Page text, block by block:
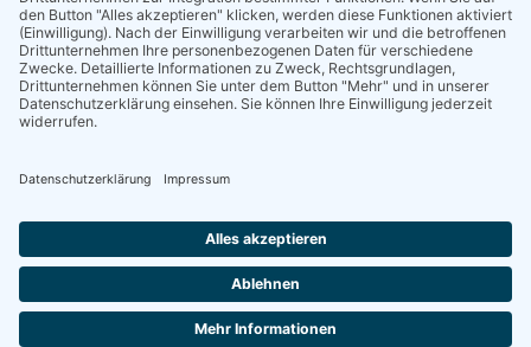
NEWSLETTER
Neuigkeiten rund um die Geriatrie und die DGG – regelmäßig in Ihrem
Postfach.
Die Zeitschrift für Gerontologie und Geriatrie informiert über Neues aus
unserem Fach.